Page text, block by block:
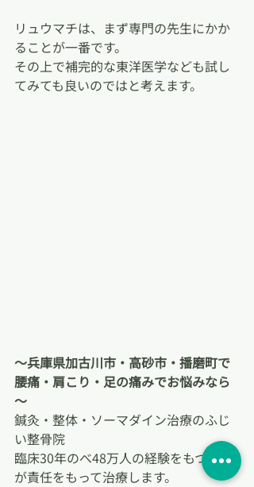
リュウマチは、まず専門の先生にかか
ることが一番です。
その上で補完的な東洋医学なども試し
てみても良いのではと考えます。
～兵庫県加古川市・高砂市・播磨町で
腰痛・肩こり・足の痛みでお悩みなら
～
鍼灸・整体・ソーマダイン治療のふじ
い整骨院
臨床30年のべ48万人の経験をもつ院長
が責任をもって治療します。